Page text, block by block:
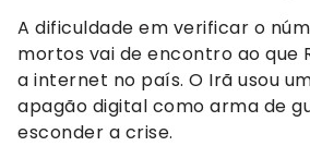
A dificuldade em verificar o
mortos vai de encontro ao que
a internet no país. O Irã usou
apagão digital como arma de
esconder a crise.